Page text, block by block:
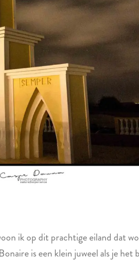
ik op dit prachtige eiland dat
is een klein juweel als je